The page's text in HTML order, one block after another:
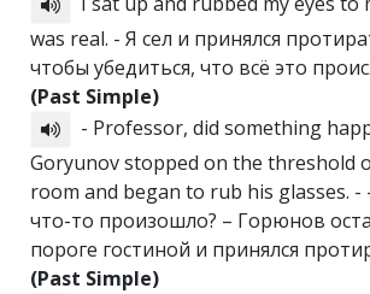
was real. - Я сел и принялся
чтобы убедиться, что всё это
(Past Simple)
- Professor, did something
Goryunov stopped on the threshold
room and began to rub his glasses. -
что-то произошло? – Горюнов
пороге гостиной и принялся
(Past Simple)